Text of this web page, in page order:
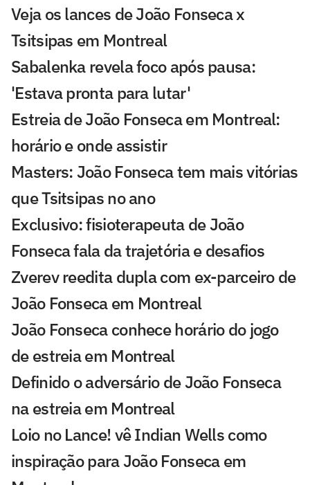
Veja os lances de João Fonseca x
Tsitsipas em Montreal
Sabalenka revela foco após pausa:
'Estava pronta para lutar'
Estreia de João Fonseca em Montreal:
horário e onde assistir
Masters: João Fonseca tem mais vitórias
que Tsitsipas no ano
Exclusivo: fisioterapeuta de João
Fonseca fala da trajetória e desafios
Zverev reedita dupla com ex-parceiro de
João Fonseca em Montreal
João Fonseca conhece horário do jogo
de estreia em Montreal
Definido o adversário de João Fonseca
na estreia em Montreal
Loio no Lance! vê Indian Wells como
inspiração para João Fonseca em